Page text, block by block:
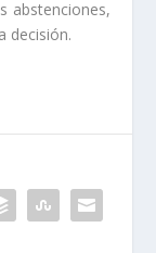
abstenciones,
decisión.